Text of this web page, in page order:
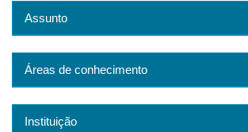
Assunto
Áreas de conhecimento
Instituição